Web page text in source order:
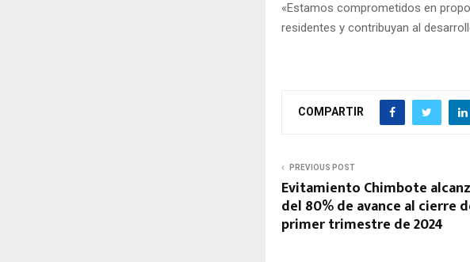
«Estamos comprometidos en
residentes y contribuyan al
COMPARTIR
PREVIOUS POST
Evitamiento Chimbote
del 80% de avance al cierre
primer trimestre de 2024